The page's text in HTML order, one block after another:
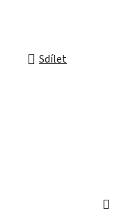
Sdílet